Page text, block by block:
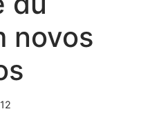
novos